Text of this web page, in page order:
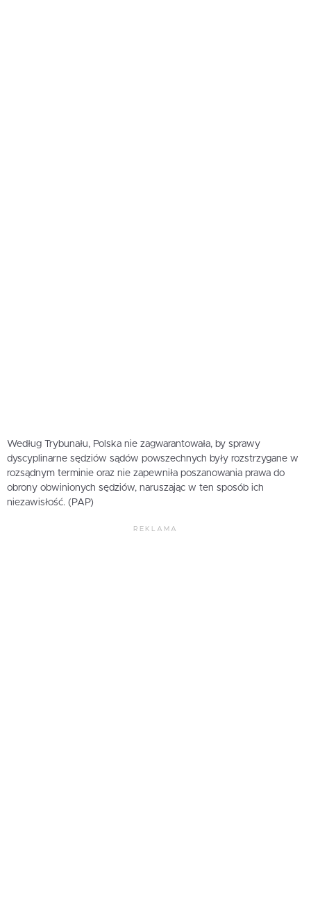
Według Trybunału, Polska nie zagwarantowała, by sprawy
dyscyplinarne sędziów sądów powszechnych były rozstrzygane w
rozsądnym terminie oraz nie zapewniła poszanowania prawa do
obrony obwinionych sędziów, naruszając w ten sposób ich
niezawisłość. (PAP)
REKLAMA